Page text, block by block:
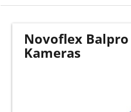
Novoflex Balpro
Kameras